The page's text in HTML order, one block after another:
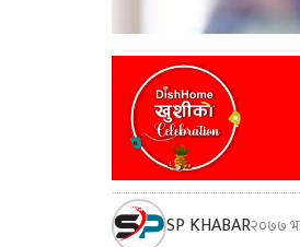
SP KHABAR२०७७